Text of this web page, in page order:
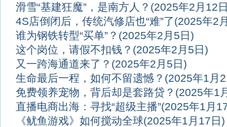
滑雪“基建狂魔”，是南方人？ (2025年2月12
4S店倒闭后，传统汽修店也“难”了(2025年2
谁为钢铁转型“买单”？ (2025年2月5日)
这个岗位，请假不扣钱？ (2025年2月5日)
又一跨海通道来了？ (2025年2月5日)
生命最后一程，如何不留遗憾？ (2025年1月
免费领养宠物，背后却是套路贷？ (2025年1
直播电商出海：寻找“超级主播”(2025年1月
《鱿鱼游戏》如何搅动全球(2025年1月17日)